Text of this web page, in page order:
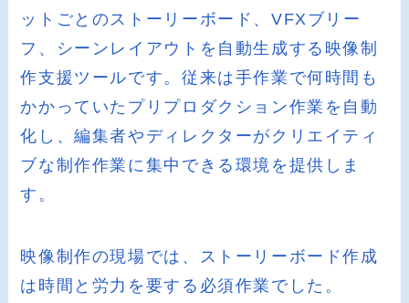
ットごとのストーリーボード、VFXブリー
フ、シーンレイアウトを自動生成する映像制
作支援ツールです。従来は手作業で何時間も
かかっていたプリプロダクション作業を自動
化し、編集者やディレクターがクリエイティ
ブな制作作業に集中できる環境を提供しま
す。
映像制作の現場では、ストーリーボード作成
は時間と労力を要する必須作業でした。